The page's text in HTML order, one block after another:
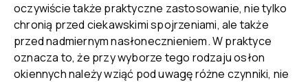
oczywiście także praktyczne zastosowanie, nie tylko
chronią przed ciekawskimi spojrzeniami, ale także
przed nadmiernym nasłonecznieniem. W praktyce
oznacza to, że przy wyborze tego rodzaju osłon
okiennych należy wziąć pod uwagę różne czynniki, nie